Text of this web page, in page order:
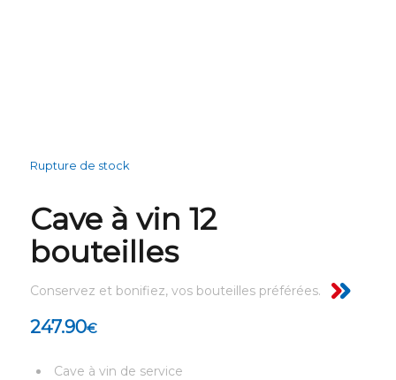
Rupture de stock
Cave à vin 12
bouteilles
Conservez et bonifiez, vos bouteilles préférées.
247.90€
Cave à vin de service